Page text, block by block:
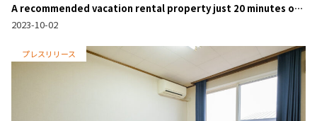
A recommended vacation rental property just 20 minutes on
foot from the Furano Ski Resort! Located right next to the
enjoy winter in Furano.
2023-10-02
プレスリリース